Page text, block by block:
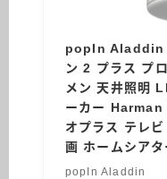
popIn Aladdin
ン 2 プラス プ
メン 天井照明
ーカー Harman
オプラス テレ
画 ホームシア
popIn Aladdin